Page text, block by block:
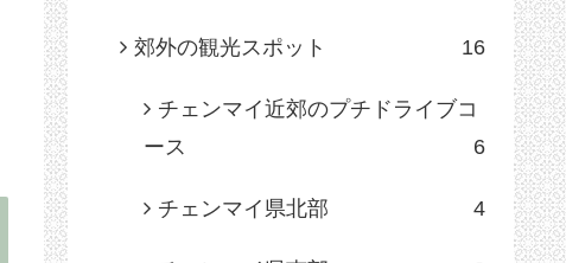
郊外の観光スポット 16
チェンマイ近郊のプチドライブコ
ース
6
チェンマイ県北部 4